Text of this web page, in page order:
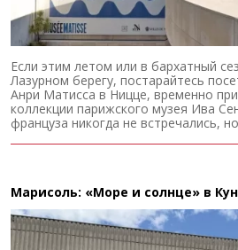
Если этим летом или в бархатный
Лазурном берегу, постарайтесь
Анри Матисса в Ницце, временно
коллекции парижского музея Ива
француза никогда не встречались,
Марисоль: «Море и солнце» в